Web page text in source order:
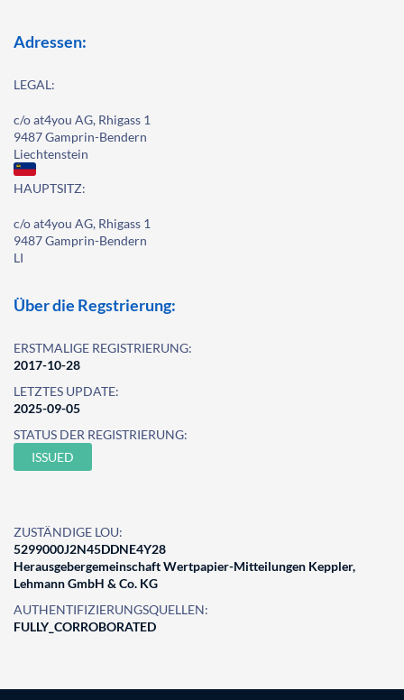
Adressen:
LEGAL:
c/o at4you AG, Rhigass 1
9487 Gamprin-Bendern
Liechtenstein
HAUPTSITZ:
c/o at4you AG, Rhigass 1
9487 Gamprin-Bendern
LI
Über die Regstrierung:
ERSTMALIGE REGISTRIERUNG:
2017-10-28
LETZTES UPDATE:
2025-09-05
STATUS DER REGISTRIERUNG:
ISSUED
ZUSTÄNDIGE LOU:
5299000J2N45DDNE4Y28
Herausgebergemeinschaft Wertpapier-Mitteilungen Keppler,
Lehmann GmbH & Co. KG
AUTHENTIFIZIERUNGSQUELLEN:
FULLY_CORROBORATED